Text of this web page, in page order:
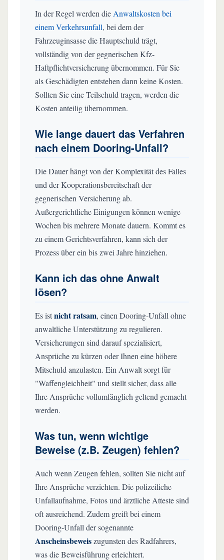
In der Regel werden die Anwaltskosten bei
einem Verkehrsunfall, bei dem der
Fahrzeuginsasse die Hauptschuld trägt,
vollständig von der gegnerischen Kfz-
Haftpflichtversicherung übernommen. Für Sie
als Geschädigten entstehen dann keine Kosten.
Sollten Sie eine Teilschuld tragen, werden die
Kosten anteilig übernommen.
Wie lange dauert das Verfahren
nach einem Dooring-Unfall?
Die Dauer hängt von der Komplexität des Falles
und der Kooperationsbereitschaft der
gegnerischen Versicherung ab.
Außergerichtliche Einigungen können wenige
Wochen bis mehrere Monate dauern. Kommt es
zu einem Gerichtsverfahren, kann sich der
Prozess über ein bis zwei Jahre hinziehen.
Kann ich das ohne Anwalt
lösen?
Es istnicht ratsam, einen Dooring-Unfall ohne
anwaltliche Unterstützung zu regulieren.
Versicherungen sind darauf spezialisiert,
Ansprüche zu kürzen oder Ihnen eine höhere
Mitschuld anzulasten. Ein Anwalt sorgt für
"Waffengleichheit" und stellt sicher, dass alle
Ihre Ansprüche vollumfänglich geltend gemacht
werden.
Was tun, wenn wichtige
Beweise (z.B. Zeugen) fehlen?
Auch wenn Zeugen fehlen, sollten Sie nicht auf
Ihre Ansprüche verzichten. Die polizeiliche
Unfallaufnahme, Fotos und ärztliche Atteste sind
oft ausreichend. Zudem greift bei einem
Dooring-Unfall der sogenannte
Anscheinsbeweiszugunsten des Radfahrers,
was die Beweisführung erleichtert.